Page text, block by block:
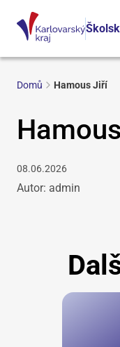
Domů Hamous Jiří
08.06.2026
Autor: admin